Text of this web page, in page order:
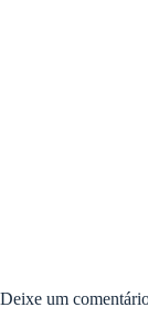
Deixe um